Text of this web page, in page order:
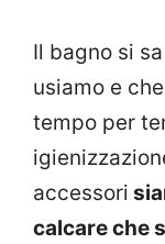
Il bagno si
usiamo e
tempo per
accessori
calcare che